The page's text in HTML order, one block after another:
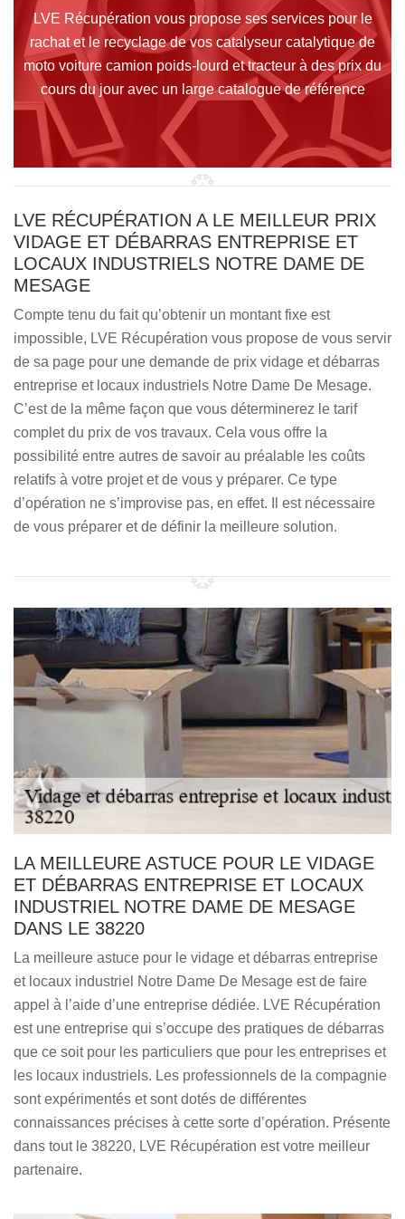
LVE Récupération vous propose ses services pour le
rachat et le recyclage de vos catalyseur catalytique de
moto voiture camion poids-lourd et tracteur à des prix du
cours du jour avec un large catalogue de référence
LVE RÉCUPÉRATION A LE MEILLEUR PRIX
VIDAGE ET DÉBARRAS ENTREPRISE ET
LOCAUX INDUSTRIELS NOTRE DAME DE
MESAGE
Compte tenu du fait qu’obtenir un montant fixe est
impossible, LVE Récupération vous propose de vous servir
de sa page pour une demande de prix vidage et débarras
entreprise et locaux industriels Notre Dame De Mesage.
C’est de la même façon que vous déterminerez le tarif
complet du prix de vos travaux. Cela vous offre la
possibilité entre autres de savoir au préalable les coûts
relatifs à votre projet et de vous y préparer. Ce type
d’opération ne s’improvise pas, en effet. Il est nécessaire
de vous préparer et de définir la meilleure solution.
LA MEILLEURE ASTUCE POUR LE VIDAGE
ET DÉBARRAS ENTREPRISE ET LOCAUX
INDUSTRIEL NOTRE DAME DE MESAGE
DANS LE 38220
La meilleure astuce pour le vidage et débarras entreprise
et locaux industriel Notre Dame De Mesage est de faire
appel à l’aide d’une entreprise dédiée. LVE Récupération
est une entreprise qui s’occupe des pratiques de débarras
que ce soit pour les particuliers que pour les entreprises et
les locaux industriels. Les professionnels de la compagnie
sont expérimentés et sont dotés de différentes
connaissances précises à cette sorte d’opération. Présente
dans tout le 38220, LVE Récupération est votre meilleur
partenaire.